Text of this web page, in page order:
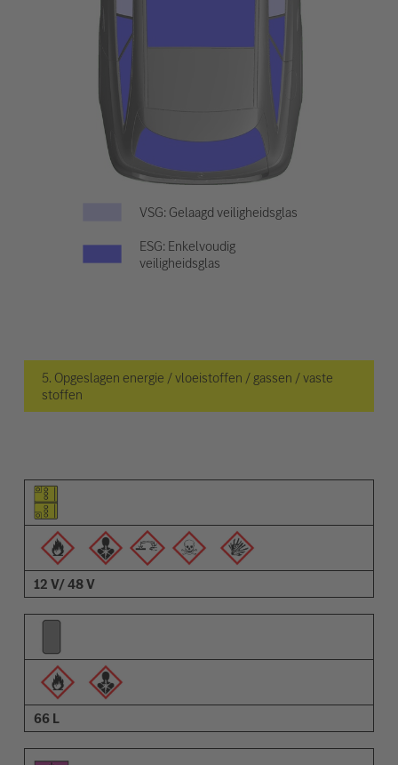
VSG: Gelaagd veiligheidsglas
ESG: Enkelvoudig
veiligheidsglas
5. Opgeslagen energie / vloeistoffen / gassen / vaste
stoffen
Pictogram van het element
Pictogrammen van de waarschuwingen
Omschrijving
12 V/ 48 V
66 L